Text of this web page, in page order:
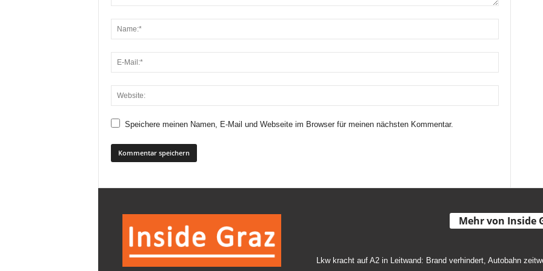
Speichere meinen Namen, E-Mail und Webseite im Browser für meinen nächsten Kommentar.
Mehr von Inside
Lkw kracht auf A2 in Leitwand: Brand verhindert, Autobahn